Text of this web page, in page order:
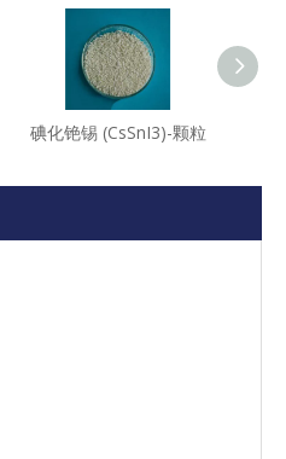
碘化铯锡 (CsSnI3)-颗粒